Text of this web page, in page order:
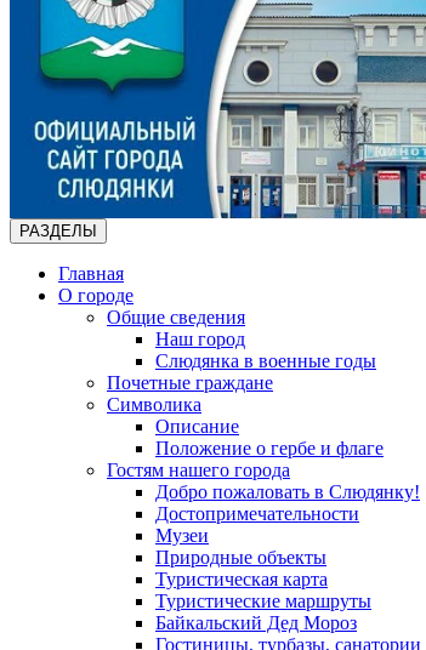
РАЗДЕЛЫ
Главная
О городе
Общие сведения
Наш город
Слюдянка в военные годы
Почетные граждане
Символика
Описание
Положение о гербе и флаге
Гостям нашего города
Добро пожаловать в Слюдянку!
Достопримечательности
Музеи
Природные объекты
Туристическая карта
Туристические маршруты
Байкальский Дед Мороз
Гостиницы, турбазы, санатории